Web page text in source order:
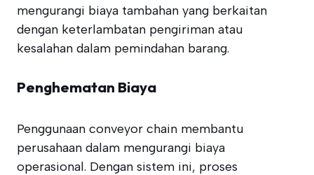
mengurangi biaya tambahan yang berkaitan
dengan keterlambatan pengiriman atau
kesalahan dalam pemindahan barang.
Penghematan Biaya
Penggunaan conveyor chain membantu
perusahaan dalam mengurangi biaya
operasional. Dengan sistem ini, proses